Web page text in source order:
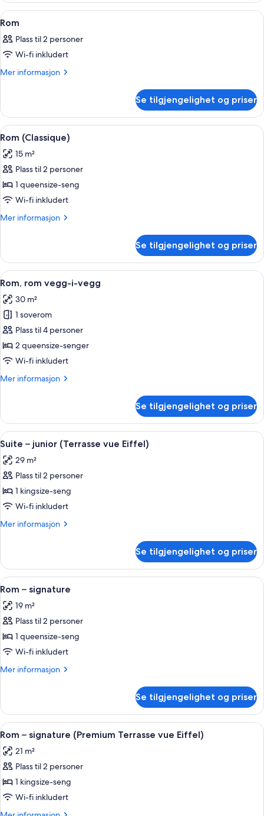
Åpne
alle
bildene
av
Rom
Sengetøy av topp kvalitet, senger
4
Rom
Plass til 2 personer
Wi-fi inkludert
Mer informasjon
Mer
Se tilgjengelighet og priser
Åpne
alle
bildene
av
Rom
(Classique)
Sengetøy av topp kvalitet, senger
4
Rom (Classique)
15 m²
Plass til 2 personer
1 queensize-seng
Wi-fi inkludert
Mer informasjon
Mer
(Classique)
Se tilgjengelighet og priser
Åpne
alle
bildene
av
Rom,
rom
vegg-
vegg
Sengetøy av topp kvalitet, senger
4
Rom, rom vegg-i-vegg
30 m²
1 soverom
Plass til 4 personer
2 queensize-senger
Wi-fi inkludert
Mer informasjon
Mer
rom
vegg-
i-
Se tilgjengelighet og priser
Åpne
alle
bildene
av
Suite
–
junior
(Terrasse
Eiffel)
Sengetøy av topp kvalitet, senger
6
Suite – junior (Terrasse vue Eiffel)
29 m²
Plass til 2 personer
1 kingsize-seng
Wi-fi inkludert
Mer informasjon
Mer
–
junior
(Terrasse
Eiffel)
Se tilgjengelighet og priser
Åpne
alle
bildene
av
Rom
–
signature
Rom – signature | Sengetøy av topp
5
Rom – signature
19 m²
Plass til 2 personer
1 queensize-seng
Wi-fi inkludert
Mer informasjon
Mer
–
signature
Se tilgjengelighet og priser
Åpne
alle
bildene
av
Rom
–
signature
Rom – signature (Premium
4
Rom – signature (Premium Terrasse vue Eiffel)
21 m²
Plass til 2 personer
1 kingsize-seng
Wi-fi inkludert